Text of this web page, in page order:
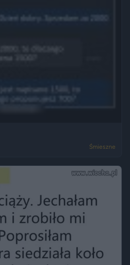
Śmieszne